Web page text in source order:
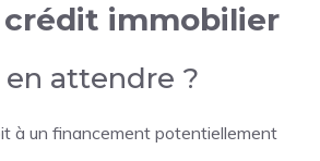
immobilier
attendre ?
à un financement potentiellement